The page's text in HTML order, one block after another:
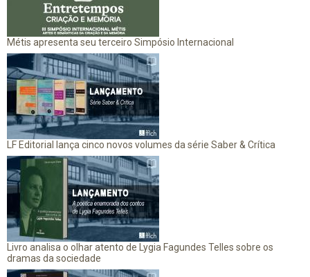
Métis apresenta seu terceiro Simpósio Internacional
LF Editorial lança cinco novos volumes da série Saber & Crítica
Livro analisa o olhar atento de Lygia Fagundes Telles sobre os
dramas da sociedade